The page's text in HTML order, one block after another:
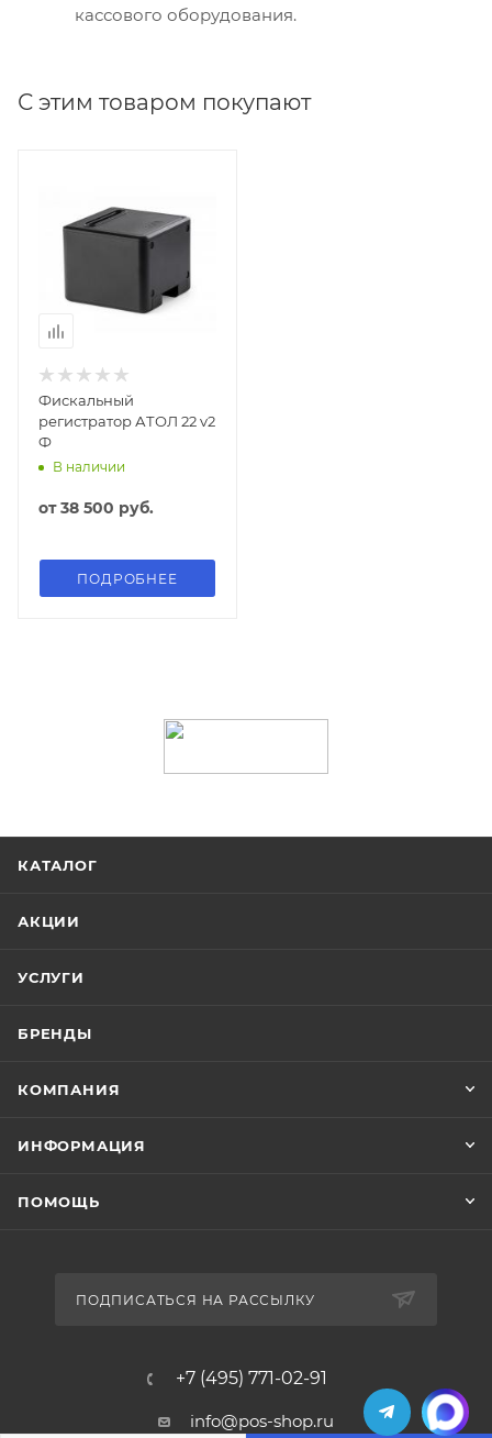
кассового оборудования.
С этим товаром покупают
Фискальный
регистратор АТОЛ 22 v2
Ф
В наличии
от38 500 руб.
ПОДРОБНЕЕ
КАТАЛОГ
АКЦИИ
УСЛУГИ
БРЕНДЫ
КОМПАНИЯ
ИНФОРМАЦИЯ
ПОМОЩЬ
ПОДПИСАТЬСЯ НА РАССЫЛКУ
+7 (495) 771-02-91
info@pos-shop.ru